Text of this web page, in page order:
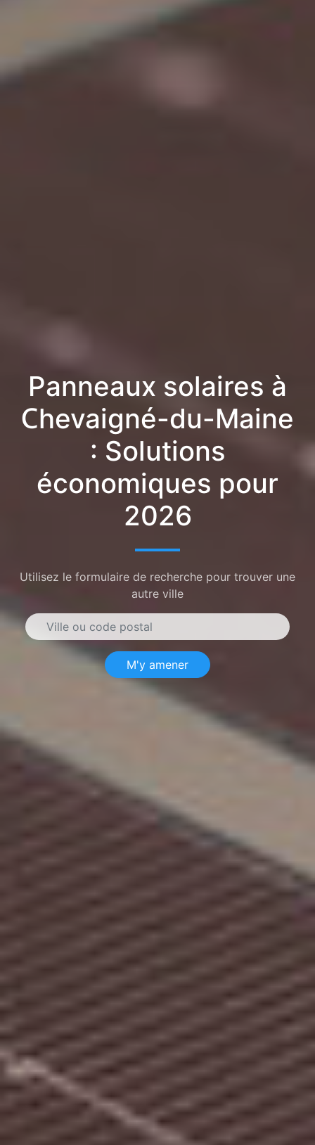
Panneaux solaires à
Chevaigné-du-Maine
: Solutions
économiques pour
2026
Utilisez le formulaire de recherche pour trouver une
autre ville
M'y amener